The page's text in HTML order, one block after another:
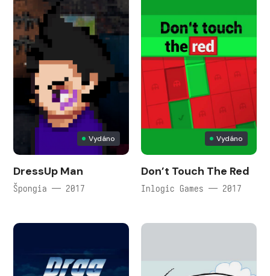
Vydáno
DressUp Man
Špongia — 2017
Vydáno
Don’t Touch The Red
Inlogic Games — 2017